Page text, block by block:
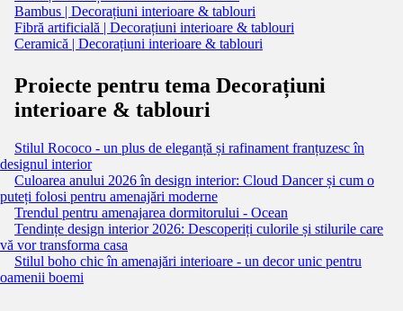
Bambus | Decorațiuni interioare & tablouri
Fibră artificială | Decorațiuni interioare & tablouri
Ceramică | Decorațiuni interioare & tablouri
Proiecte pentru tema Decorațiuni
interioare & tablouri
Stilul Rococo - un plus de eleganță și rafinament franțuzesc în
designul interior
Culoarea anului 2026 în design interior: Cloud Dancer și cum o
puteți folosi pentru amenajări moderne
Trendul pentru amenajarea dormitorului - Ocean
Tendințe design interior 2026: Descoperiți culorile și stilurile care
vă vor transforma casa
Stilul boho chic în amenajări interioare - un decor unic pentru
oamenii boemi